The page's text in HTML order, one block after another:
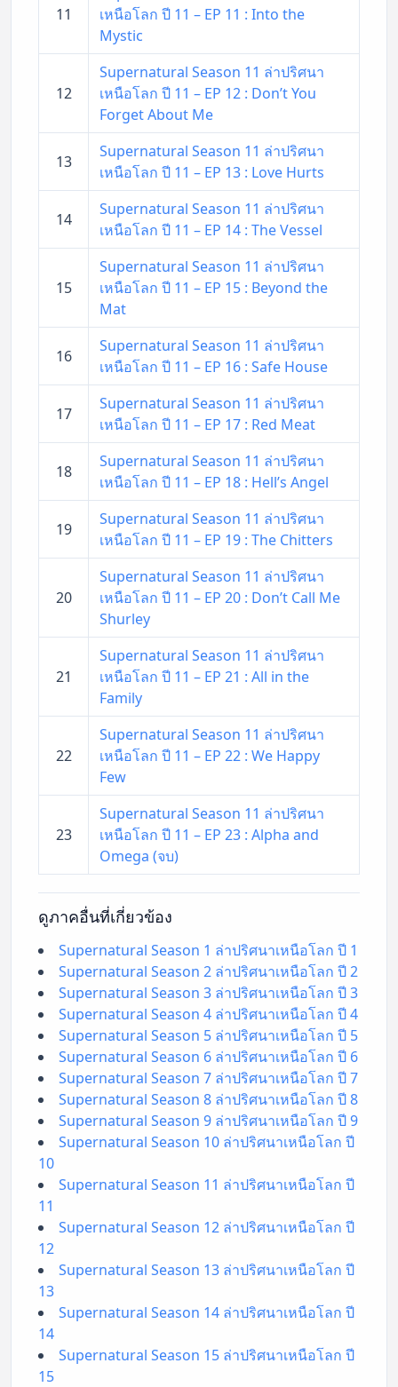
11
เหนือโลก ปี 11 – EP 11 : Into the
Mystic
12
Supernatural Season 11 ล่าปริศนา
เหนือโลก ปี 11 – EP 12 : Don’t You
Forget About Me
13
Supernatural Season 11 ล่าปริศนา
เหนือโลก ปี 11 – EP 13 : Love Hurts
14
Supernatural Season 11 ล่าปริศนา
เหนือโลก ปี 11 – EP 14 : The Vessel
15
Supernatural Season 11 ล่าปริศนา
เหนือโลก ปี 11 – EP 15 : Beyond the
Mat
16
Supernatural Season 11 ล่าปริศนา
เหนือโลก ปี 11 – EP 16 : Safe House
17
Supernatural Season 11 ล่าปริศนา
เหนือโลก ปี 11 – EP 17 : Red Meat
18
Supernatural Season 11 ล่าปริศนา
เหนือโลก ปี 11 – EP 18 : Hell’s Angel
19
Supernatural Season 11 ล่าปริศนา
เหนือโลก ปี 11 – EP 19 : The Chitters
20
Supernatural Season 11 ล่าปริศนา
เหนือโลก ปี 11 – EP 20 : Don’t Call Me
Shurley
21
Supernatural Season 11 ล่าปริศนา
เหนือโลก ปี 11 – EP 21 : All in the
Family
22
Supernatural Season 11 ล่าปริศนา
เหนือโลก ปี 11 – EP 22 : We Happy
Few
23
Supernatural Season 11 ล่าปริศนา
เหนือโลก ปี 11 – EP 23 : Alpha and
Omega (จบ)
ดูภาคอื่นที่เกี่ยวข้อง
Supernatural Season 1 ล่าปริศนาเหนือโลก ปี 1
Supernatural Season 2 ล่าปริศนาเหนือโลก ปี 2
Supernatural Season 3 ล่าปริศนาเหนือโลก ปี 3
Supernatural Season 4 ล่าปริศนาเหนือโลก ปี 4
Supernatural Season 5 ล่าปริศนาเหนือโลก ปี 5
Supernatural Season 6 ล่าปริศนาเหนือโลก ปี 6
Supernatural Season 7 ล่าปริศนาเหนือโลก ปี 7
Supernatural Season 8 ล่าปริศนาเหนือโลก ปี 8
Supernatural Season 9 ล่าปริศนาเหนือโลก ปี 9
Supernatural Season 10 ล่าปริศนาเหนือโลก ปี
10
Supernatural Season 11 ล่าปริศนาเหนือโลก ปี
11
Supernatural Season 12 ล่าปริศนาเหนือโลก ปี
12
Supernatural Season 13 ล่าปริศนาเหนือโลก ปี
13
Supernatural Season 14 ล่าปริศนาเหนือโลก ปี
14
Supernatural Season 15 ล่าปริศนาเหนือโลก ปี
15